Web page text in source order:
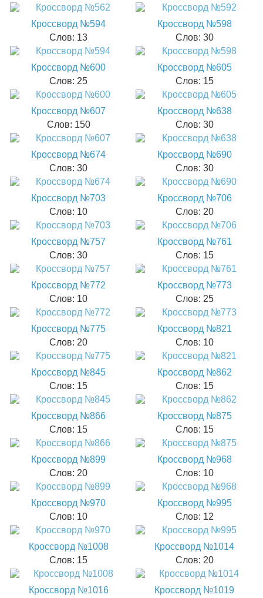
Кроссворд №594
Слов: 13
Кроссворд №598
Слов: 30
Кроссворд №600
Слов: 25
Кроссворд №605
Слов: 15
Кроссворд №607
Слов: 150
Кроссворд №638
Слов: 30
Кроссворд №674
Слов: 30
Кроссворд №690
Слов: 30
Кроссворд №703
Слов: 10
Кроссворд №706
Слов: 20
Кроссворд №757
Слов: 30
Кроссворд №761
Слов: 15
Кроссворд №772
Слов: 10
Кроссворд №773
Слов: 25
Кроссворд №775
Слов: 20
Кроссворд №821
Слов: 10
Кроссворд №845
Слов: 15
Кроссворд №862
Слов: 15
Кроссворд №866
Слов: 15
Кроссворд №875
Слов: 15
Кроссворд №899
Слов: 20
Кроссворд №968
Слов: 10
Кроссворд №970
Слов: 10
Кроссворд №995
Слов: 12
Кроссворд №1008
Слов: 15
Кроссворд №1014
Слов: 20
Кроссворд №1016
Кроссворд №1019